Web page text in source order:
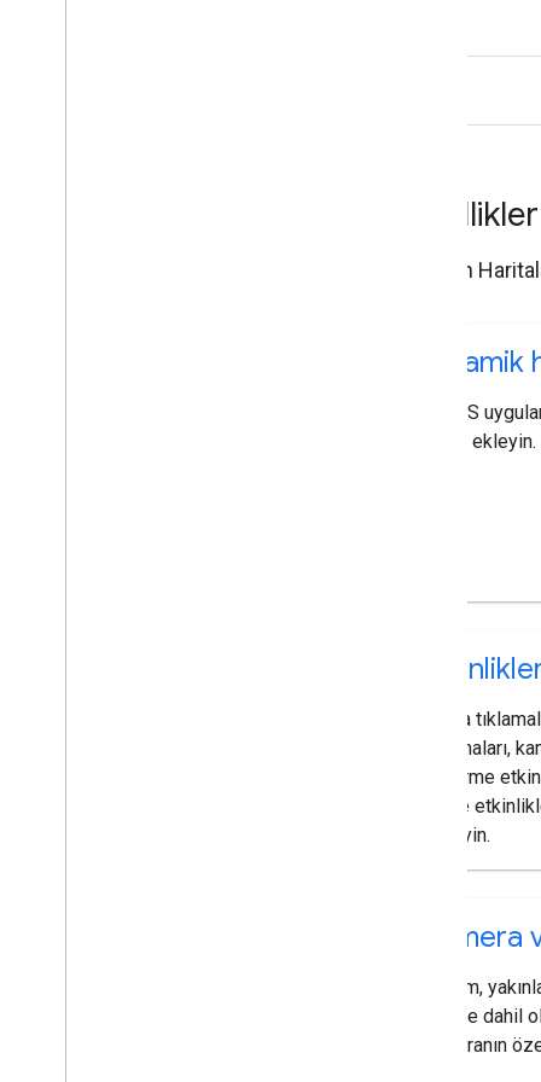
Özellikler
iOS için
Bir iOS
harita ekleyin.
Harita
tıklamaları,
bindirme
üzere
dinleyin.
Konum,
yön de dahil
kameranın